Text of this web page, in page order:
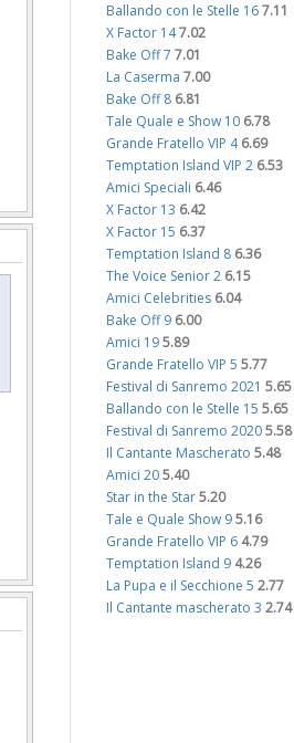
Ballando con le Stelle 16 7.11
X Factor 147.02
Bake Off 7 7.01
La Caserma 7.00
Bake Off 8 6.81
Tale Quale e Show 10 6.78
Grande Fratello VIP 4 6.69
Temptation Island VIP 2 6.53
Amici Speciali 6.46
X Factor 13 6.42
X Factor 15 6.37
Temptation Island 8 6.36
The Voice Senior 2 6.15
Amici Celebrities 6.04
Bake Off 9 6.00
Amici 19 5.89
Grande Fratello VIP 5 5.77
Festival di Sanremo 2021 5.65
Ballando con le Stelle 15 5.65
Festival di Sanremo 2020 5.58
Il Cantante Mascherato 5.48
Amici 20 5.40
Star in the Star 5.20
Tale e Quale Show 9 5.16
Grande Fratello VIP 6 4.79
Temptation Island 9 4.26
La Pupa e il Secchione 5 2.77
Il Cantante mascherato 3 2.74